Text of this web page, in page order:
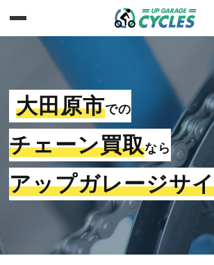
大田原市での
チェーン買取なら
アップガレージサ